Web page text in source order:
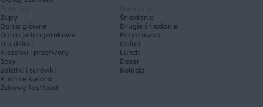
Zupy
Dania główne
Dania jednogarnkowe
Dla dzieci
Kiszonki i przetwory
Sosy
Sałatki i surówki
Kuchnie świata
Zdrowy fastfood
Śniadanie
Drugie śniadanie
Przystawka
Obiad
Lunch
Deser
Kolacja